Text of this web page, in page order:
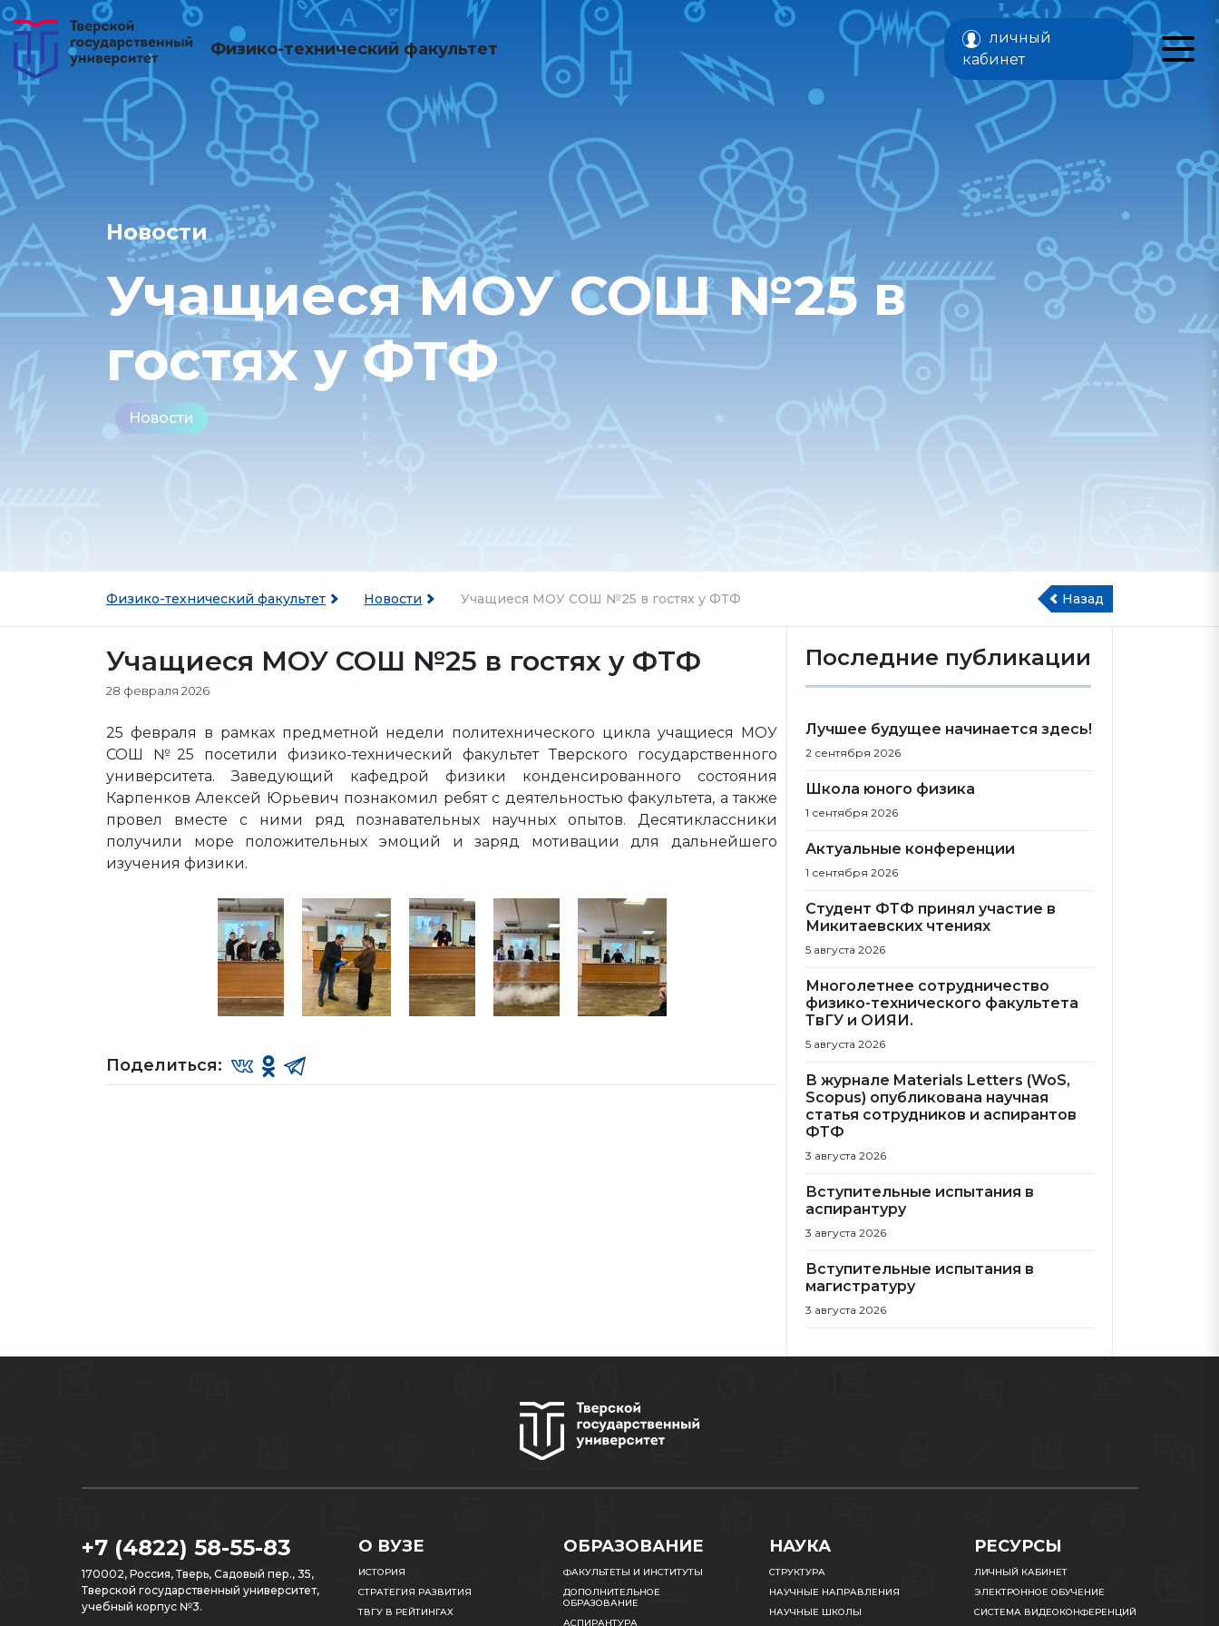
Физико-технический факультет
личный
кабинет
Новости
Учащиеся МОУ СОШ №25 в
гостях у ФТФ
Новости
Физико-технический факультет Новости Учащиеся МОУ СОШ №25 в гостях у ФТФ Назад
Учащиеся МОУ СОШ №25 в гостях у ФТФ
28 февраля 2026
25 февраля в рамках предметной недели политехнического цикла учащиеся МОУ
СОШ №25 посетили физико-технический факультет Тверского государственного
университета. Заведующий кафедрой физики конденсированного состояния
Карпенков Алексей Юрьевич познакомил ребят с деятельностью факультета, а также
провел вместе с ними ряд познавательных научных опытов. Десятиклассники
получили море положительных эмоций и заряд мотивации для дальнейшего
изучения физики.
Поделиться:
Последние публикации
Лучшее будущее начинается здесь!
2 сентября 2026
Школа юного физика
1 сентября 2026
Актуальные конференции
1 сентября 2026
Студент ФТФ принял участие в
Микитаевских чтениях
5 августа 2026
Многолетнее сотрудничество
физико-технического факультета
ТвГУ и ОИЯИ.
5 августа 2026
В журнале Materials Letters (WoS,
Scopus) опубликована научная
статья сотрудников и аспирантов
ФТФ
3 августа 2026
Вступительные испытания в
аспирантуру
3 августа 2026
Вступительные испытания в
магистратуру
3 августа 2026
+7 (4822) 58-55-83
170002, Россия, Тверь, Садовый пер., 35,
Тверской государственный университет,
учебный корпус №3.
О ВУЗЕ
ИСТОРИЯ
СТРАТЕГИЯ РАЗВИТИЯ
ТВГУ В РЕЙТИНГАХ
ОБРАЗОВАНИЕ
ФАКУЛЬТЕТЫ И ИНСТИТУТЫ
ДОПОЛНИТЕЛЬНОЕ
ОБРАЗОВАНИЕ
АСПИРАНТУРА
НАУКА
СТРУКТУРА
НАУЧНЫЕ НАПРАВЛЕНИЯ
НАУЧНЫЕ ШКОЛЫ
РЕСУРСЫ
ЛИЧНЫЙ КАБИНЕТ
ЭЛЕКТРОННОЕ ОБУЧЕНИЕ
СИСТЕМА ВИДЕОКОНФЕРЕНЦИЙ